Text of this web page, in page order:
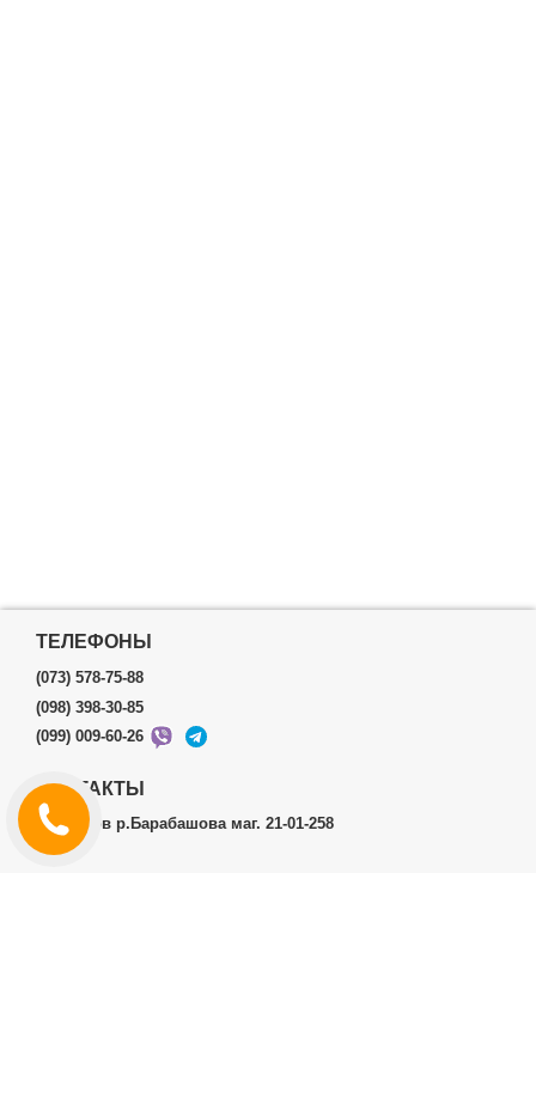
ТЕЛЕФОНЫ
(073) 578-75-88
(098) 398-30-85
(099) 009-60-26
КОНТАКТЫ
г.Харьков р.Барабашова маг. 21-01-258